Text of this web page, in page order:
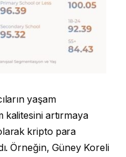
yaşam
kalitesini artırmaya
kripto para
Örneğin, Güney Koreli